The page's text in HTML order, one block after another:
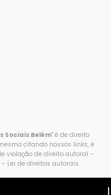
Sociais Belém" é de direito
citando nossos links, é
violação de direito autoral –
- Lei de direitos autorais.